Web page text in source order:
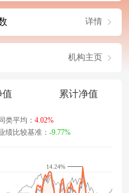
详情
机构主页
值 累计净值
类平均： 4.02%
绩比较基准： -9.77%
14.24%